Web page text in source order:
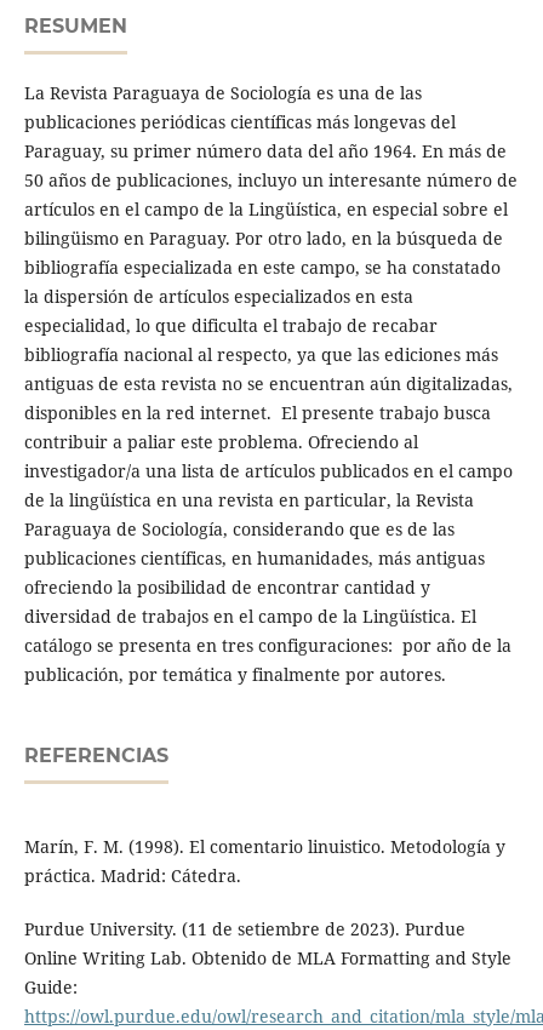
RESUMEN
La Revista Paraguaya de Sociología es una de las
publicaciones periódicas científicas más longevas del
Paraguay, su primer número data del año 1964. En más de
50 años de publicaciones, incluyo un interesante número de
artículos en el campo de la Lingüística, en especial sobre el
bilingüismo en Paraguay. Por otro lado, en la búsqueda de
bibliografía especializada en este campo, se ha constatado
la dispersión de artículos especializados en esta
especialidad, lo que dificulta el trabajo de recabar
bibliografía nacional al respecto, ya que las ediciones más
antiguas de esta revista no se encuentran aún digitalizadas,
disponibles en la red internet. El presente trabajo busca
contribuir a paliar este problema. Ofreciendo al
investigador/a una lista de artículos publicados en el campo
de la lingüística en una revista en particular, la Revista
Paraguaya de Sociología, considerando que es de las
publicaciones científicas, en humanidades, más antiguas
ofreciendo la posibilidad de encontrar cantidad y
diversidad de trabajos en el campo de la Lingüística. El
catálogo se presenta en tres configuraciones: por año de la
publicación, por temática y finalmente por autores.
REFERENCIAS
Marín, F. M. (1998). El comentario linuistico. Metodología y
práctica. Madrid: Cátedra.
Purdue University. (11 de setiembre de 2023). Purdue
Online Writing Lab. Obtenido de MLA Formatting and Style
Guide:
https://owl.purdue.edu/owl/research_and_citation/mla_style/